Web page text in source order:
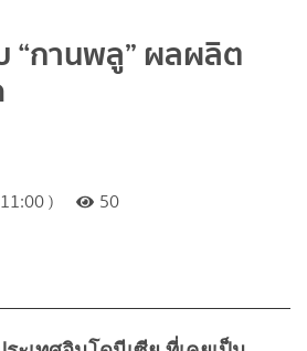
“กานพลู” ผลผลิต
)
50